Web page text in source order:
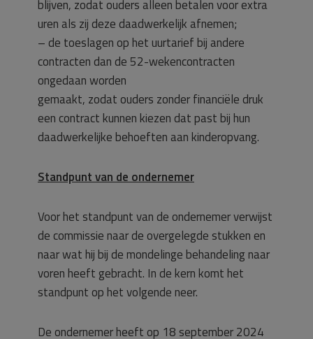
blijven, zodat ouders alleen betalen voor extra
uren als zij deze daadwerkelijk afnemen;
– de toeslagen op het uurtarief bij andere
contracten dan de 52-wekencontracten
ongedaan worden
gemaakt, zodat ouders zonder financiële druk
een contract kunnen kiezen dat past bij hun
daadwerkelijke behoeften aan kinderopvang.
Standpunt van de ondernemer
Voor het standpunt van de ondernemer verwijst
de commissie naar de overgelegde stukken en
naar wat hij bij de mondelinge behandeling naar
voren heeft gebracht. In de kern komt het
standpunt op het volgende neer.
De ondernemer heeft op 18 september 2024